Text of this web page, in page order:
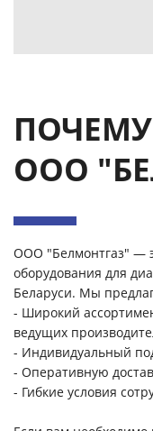
ООО
ООО "Белмонтгаз" —
оборудования для
Беларуси. Мы
- Широкий
ведущих
- Индивидуальный
- Оперативную
- Гибкие условия